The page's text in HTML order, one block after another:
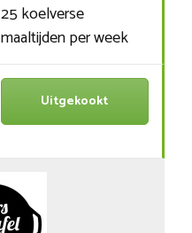
25 koelverse
maaltijden per week
Uitgekookt